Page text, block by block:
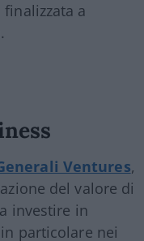
a
Ventures,
del valore di
investire in
particolare nei